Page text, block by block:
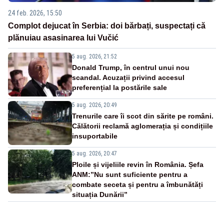
24 feb. 2026, 15:50
Complot dejucat în Serbia: doi bărbați, suspectați că
plănuiau asasinarea lui Vučić
5 aug. 2026, 21:52
Donald Trump, în centrul unui nou
scandal. Acuzații privind accesul
preferențial la postările sale
5 aug. 2026, 20:49
Trenurile care îi scot din sărite pe români.
Călătorii reclamă aglomerația și condițiile
insuportabile
5 aug. 2026, 20:47
Ploile și vijeliile revin în România. Șefa
ANM:”Nu sunt suficiente pentru a
combate seceta și pentru a îmbunătăți
situația Dunării”